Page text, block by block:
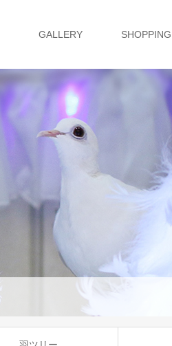
GALLERY SHOPPING